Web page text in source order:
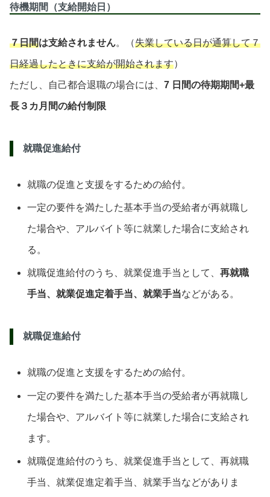
待機期間（支給開始日）
７日間は支給されません。（失業している日が通算して７
日経過したときに支給が開始されます）
ただし、自己都合退職の場合には、 7 日間の待期期間+最
長３カ月間の給付制限
就職促進給付
就職の促進と支援をするための給付。
一定の要件を満たした基本手当の受給者が再就職し
た場合や、アルバイト等に就業した場合に支給され
る。
就職促進給付のうち、就業促進手当として、再就職
手当、就業促進定着手当、就業手当などがある。
就職促進給付
就職の促進と支援をするための給付。
一定の要件を満たした基本手当の受給者が再就職し
た場合や、アルバイト等に就業した場合に支給され
ます。
就職促進給付のうち、就業促進手当として、再就職
手当、就業促進定着手当、就業手当などがありま